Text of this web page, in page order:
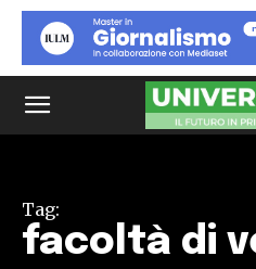
Tag:
facoltà di